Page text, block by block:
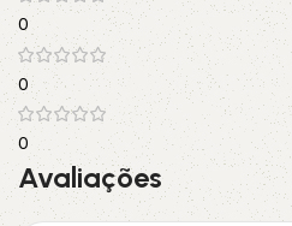
0
0
0
Avaliações